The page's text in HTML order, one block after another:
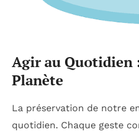
Agir au Quotidien
Planète
La préservation de notre
quotidien. Chaque geste